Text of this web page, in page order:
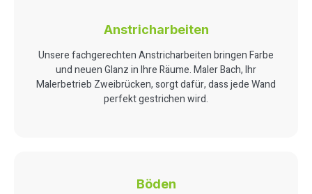
Anstricharbeiten
Unsere fachgerechten Anstricharbeiten bringen Farbe
und neuen Glanz in Ihre Räume. Maler Bach, Ihr
Malerbetrieb Zweibrücken, sorgt dafür, dass jede Wand
perfekt gestrichen wird.
Böden